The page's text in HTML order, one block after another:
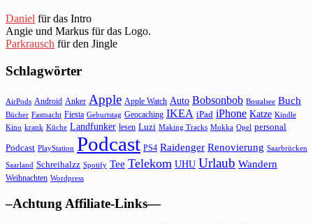
Daniel für das Intro
Angie und Markus für das Logo.
Parkrausch für den Jingle
Schlagwörter
AirPods Android Anker Apple Apple Watch Auto Bobsonbob Bostalsee Buch
Bücher Fastnacht Fiesta Geburtstag Geocaching IKEA iPad iPhone Katze Kindle
Kino krank Küche Landfunker lesen Luzi Making Tracks Mokka Opel personal
Podcast PlayStation Podcast PS4 Raidenger Renovierung Saarbrücken
Saarland Schreihalzz Spotify Tee Telekom UHU Urlaub Wandern
Weihnachten Wordpress
–Achtung Affiliate-Links—